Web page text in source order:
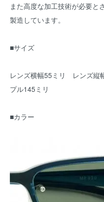
また高度な加工技術が必要と
製造しています。
■サイズ
レンズ横幅55ミリ レンズ
プル145ミリ
■カラー